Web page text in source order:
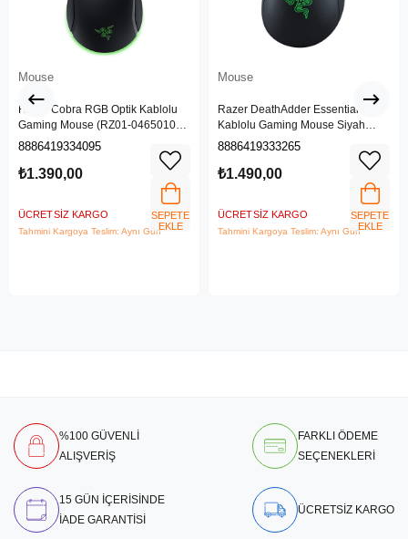
Mouse
Razer Cobra RGB Optik Kablolu
Gaming Mouse (RZ01-04650100-
R3M1)
8886419334095
₺1.390,00
ÜCRETSIZ KARGO
Tahmini Kargoya Teslim: Aynı Gün
SEPETE
EKLE
Mouse
Razer DeathAdder Essential
Kablolu Gaming Mouse Siyah
(RZ01-03850100-R3M1)
8886419333265
₺1.490,00
ÜCRETSIZ KARGO
Tahmini Kargoya Teslim: Aynı Gün
SEPETE
EKLE
%100 GÜVENLİ
ALIŞVERİŞ
FARKLI ÖDEME
SEÇENEKLERİ
15 GÜN İÇERİSİNDE
İADE GARANTİSİ
ÜCRETSİZ KARGO